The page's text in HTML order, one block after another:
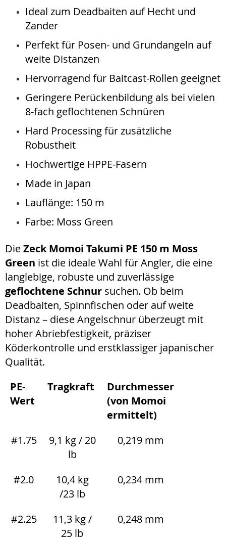
Ideal zum Deadbaiten auf Hecht und
Zander
Perfekt für Posen- und Grundangeln auf
weite Distanzen
Hervorragend für Baitcast-Rollen geeignet
Geringere Perückenbildung als bei vielen
8-fach geflochtenen Schnüren
Hard Processing für zusätzliche
Robustheit
Hochwertige HPPE-Fasern
Made in Japan
Lauflänge: 150 m
Farbe: Moss Green
DieZeck Momoi Takumi PE 150 m Moss
Green ist die ideale Wahl für Angler, die eine
langlebige, robuste und zuverlässige
geflochtene Schnur suchen. Ob beim
Deadbaiten, Spinnfischen oder auf weite
Distanz – diese Angelschnur überzeugt mit
hoher Abriebfestigkeit, präziser
Köderkontrolle und erstklassiger japanischer
Qualität.
PE-
Wert
Tragkraft
Durchmesser
(von Momoi
ermittelt)
#1.75
9,1 kg / 20
lb
0,219 mm
#2.0
10,4 kg
/23 lb
0,234 mm
#2.25
11,3 kg /
25 lb
0,248 mm